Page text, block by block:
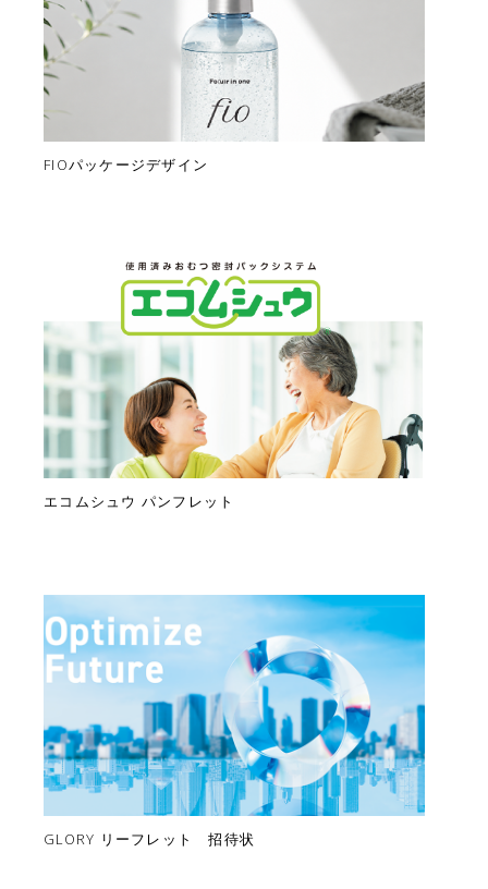
FIOパッケージデザイン
エコムシュウ パンフレット
GLORY リーフレット 招待状